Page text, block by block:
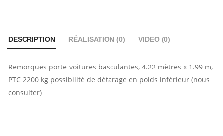
DESCRIPTION RÉALISATION (0) VIDEO (0)
Remorques porte-voitures basculantes, 4.22 mètres x 1.99 m,
PTC 2200 kg possibilité de détarage en poids inférieur (nous
consulter)